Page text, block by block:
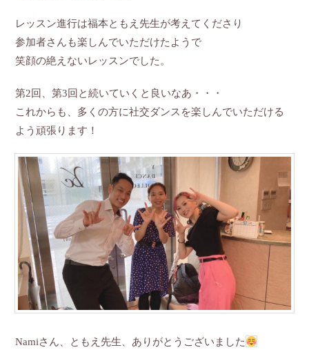
レッスン進行は福本ともえ先生が考えてくださり
参加者さんも楽しんでいただけたようで
笑顔の絶えないレッスンでした。
第2回、第3回と続いていくと良いなあ・・・
これからも、多くの方に社交ダンスを楽しんでいただける
よう頑張ります！
Namiさん、ともえ先生、ありがとうございました